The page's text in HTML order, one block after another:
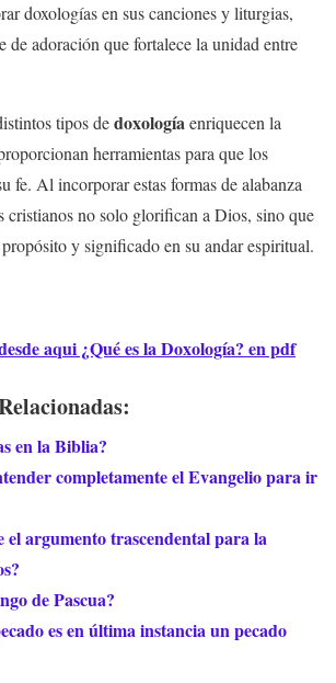
doxologías en sus canciones y liturgias,
de adoración que fortalece la unidad entre
tipos dedoxologíaenriquecen la
herramientas para que los
fe. Al incorporar estas formas de alabanza
cristianos no solo glorifican a Dios, sino que
y significado en su andar espiritual.
aqui ¿Qué es la Doxología? en pdf
en la Biblia?
completamente el Evangelio para ir
el argumento trascendental para la
de Pascua?
es en última instancia un pecado